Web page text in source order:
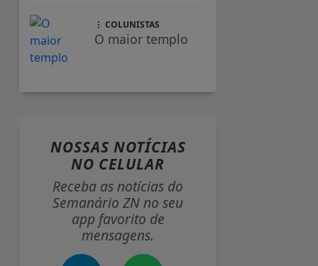
COLUNISTAS
O maior templo
NOSSAS NOTÍCIAS
NO CELULAR
Receba as notícias do
Semanário ZN no seu
app favorito de
mensagens.